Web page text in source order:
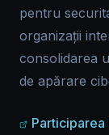
pentru
organizații
consolidarea
de apărare